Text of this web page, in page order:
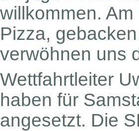
willkommen.
Pizza,
verwöhnen uns
Wettfahrtleiter
haben für
angesetzt. Die